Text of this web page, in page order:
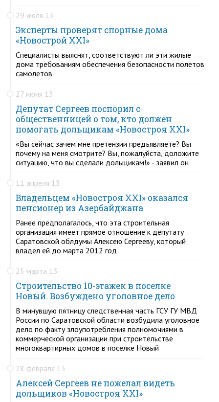
29 июля 13
Эксперты проверят спорные дома
«Новострой XXI»
Специалисты выяснят, соответствуют ли эти жилые
дома требованиям обеспечения безопасности полетов
самолетов
27 июня 13
Депутат Сергеев поспорил с
общественницей о том, кто должен
помогать дольщикам «Новостроя XXI»
«Вы сейчас зачем мне претензии предъявляете? Вы
почему на меня смотрите? Вы, пожалуйста, доложите
ситуацию, что вы сделали дольщикам!» - заявил он
11 апреля 13
Владельцем «Новостроя XXI» оказался
пенсионер из Азербайджана
Ранее предполагалось, что эта строительная
организация имеет прямое отношение к депутату
Саратовской облдумы Алексею Сергееву, который
владел ей до марта 2012 год
25 марта 13
Строительство 10-этажек в поселке
Новый. Возбуждено уголовное дело
В минувшую пятницу следственная часть ГСУ ГУ МВД
России по Саратовской области возбудила уголовное
дело по факту злоупотребления полномочиями в
коммерческой организации при строительстве
многоквартирных домов в поселке Новый
28 февраля 13
Алексей Сергеев не пожелал видеть
дольщиков «Новостроя XXI»